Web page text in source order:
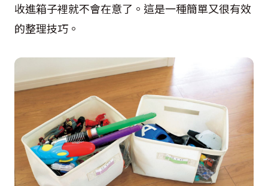
收進箱子裡就不會在意了。這是一種簡單又很有效
的整理技巧。